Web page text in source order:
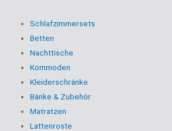
Schlafzimmersets
Betten
Nachttische
Kommoden
Kleiderschränke
Bänke & Zubehör
Matratzen
Lattenroste